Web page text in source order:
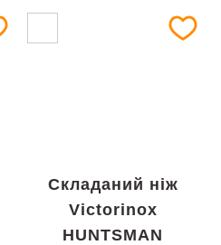
Складаний ніж
Victorinox
HUNTSMAN